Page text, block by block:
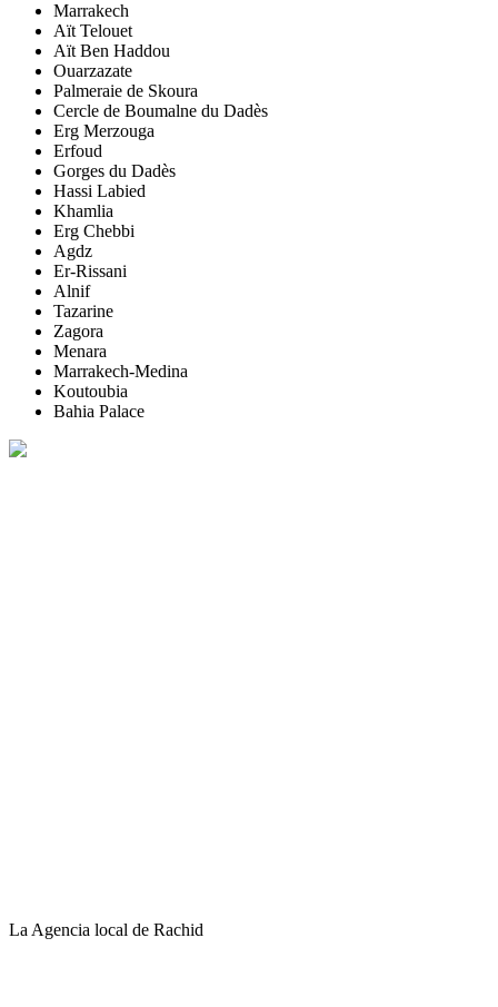
Marrakech
Aït Telouet
Aït Ben Haddou
Ouarzazate
Palmeraie de Skoura
Cercle de Boumalne du Dadès
Erg Merzouga
Erfoud
Gorges du Dadès
Hassi Labied
Khamlia
Erg Chebbi
Agdz
Er-Rissani
Alnif
Tazarine
Zagora
Menara
Marrakech-Medina
Koutoubia
Bahia Palace
La Agencia local de Rachid